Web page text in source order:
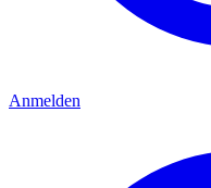
Anmelden